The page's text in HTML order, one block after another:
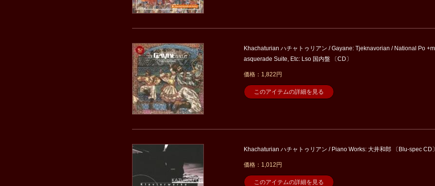
Khachaturian ハチャトゥリアン / Gayane: Tjeknavorian / National Po +m
asquerade Suite, Etc: Lso 国内盤 〔CD〕
価格：1,822円
このアイテムの詳細を見る
Khachaturian ハチャトゥリアン / Piano Works: 大井和郎 〔Blu-spec CD
価格：1,012円
このアイテムの詳細を見る